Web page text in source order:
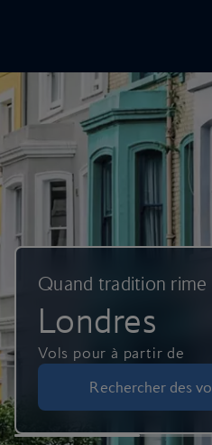
Quand tradition
Londres
Vols pour à partir de
Rechercher des